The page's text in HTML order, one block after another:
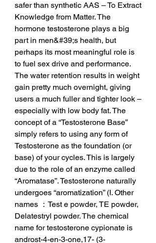
safer than synthetic AAS – To Extract
Knowledge from Matter. The
hormone testosterone plays a big
part in men&#39;s health, but
perhaps its most meaningful role is
to fuel sex drive and performance.
The water retention results in weight
gain pretty much overnight, giving
users a much fuller and tighter look –
especially with low body fat. The
concept of a “Testosterone Base”
simply refers to using any form of
Testosterone as the foundation (or
base) of your cycles. This is largely
due to the role of an enzyme called
“Aromatase”. Testosterone naturally
undergoes “aromatization” (I. Other
names ：Test e powder, TE powder,
Delatestryl powder. The chemical
name for testosterone cypionate is
androst-4-en-3-one,17- (3-